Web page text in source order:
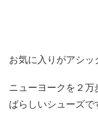
お気に入りがアシッ
ニューヨークを２
ばらしいシューズで